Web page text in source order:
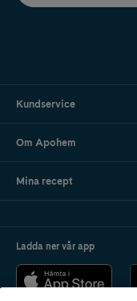
Kundservice
Om Apohem
Mina recept
Ladda ner vår app